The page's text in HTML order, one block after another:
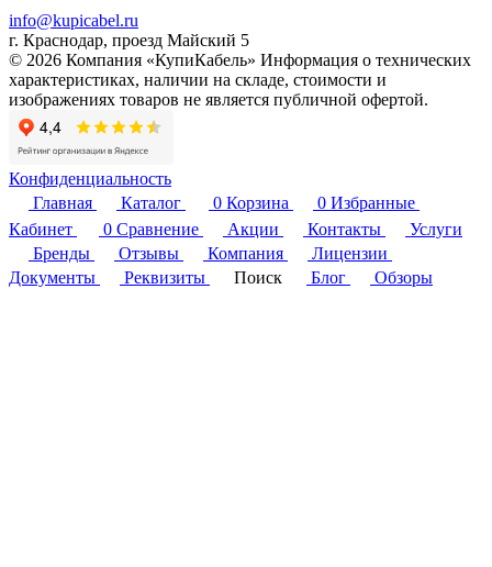
info@kupicabel.ru
г. Краснодар, проезд Майский 5
© 2026 Компания «КупиКабель» Информация о технических
характеристиках, наличии на складе, стоимости и
изображениях товаров не является публичной офертой.
Конфиденциальность
Главная
Каталог 0 Корзина 0 Избранные
Кабинет
0 Сравнение Акции Контакты
Услуги
Бренды
Отзывы Компания
Лицензии
Документы
Реквизиты Поиск Блог Обзоры